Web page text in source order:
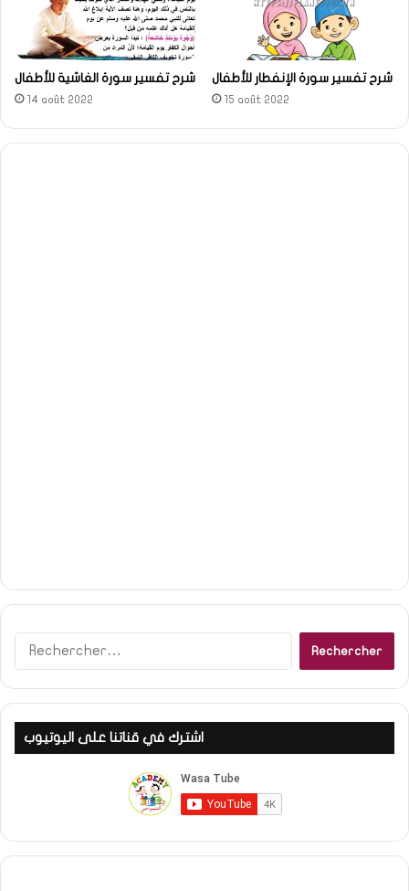
شرح تفسير سورة الغاشية للأطفال
14 août 2022
شرح تفسير سورة الإنفطار للأطفال
15 août 2022
اشترك في قناتنا على اليوتيوب